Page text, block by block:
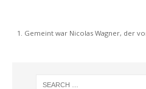
Gemeint war Nicolas Wagner, der